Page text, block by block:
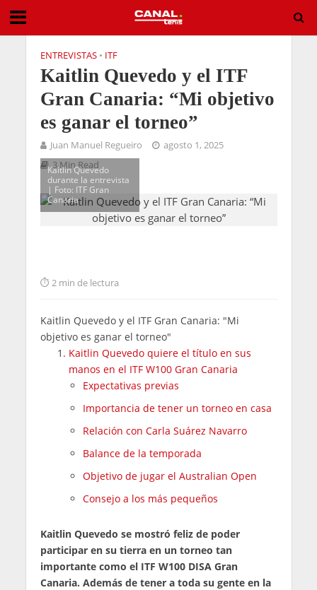
ENTREVISTAS • ITF
Kaitlin Quevedo y el ITF
Gran Canaria: “Mi objetivo
es ganar el torneo”
Juan Manuel Regueiro
agosto 1, 2025
3 Min Read
Kaitlin Quevedo
durante la entrevista
| Foto: ITF Gran
Canaria
2 min de lectura
Kaitlin Quevedo y el ITF Gran Canaria: "Mi
objetivo es ganar el torneo"
Kaitlin Quevedo quiere el título en sus
manos en el ITF W100 Gran Canaria
Expectativas previas
Importancia de tener un torneo en casa
Relación con Carla Suárez Navarro
Balance de la temporada
Objetivo de jugar el Australian Open
Consejo a los más pequeños
Kaitlin Quevedo se mostró feliz de poder
participar en su tierra en un torneo tan
importante como el ITF W100 DISA Gran
Canaria. Además de tener a toda su gente en la